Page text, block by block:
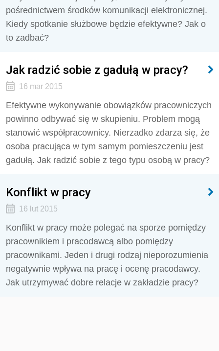
pośrednictwem środków komunikacji elektronicznej.
Kiedy spotkanie służbowe będzie efektywne? Jak o
to zadbać?
Jak radzić sobie z gadułą w pracy?
16 mar 2015
Efektywne wykonywanie obowiązków pracowniczych
powinno odbywać się w skupieniu. Problem mogą
stanowić współpracownicy. Nierzadko zdarza się, że
osoba pracująca w tym samym pomieszczeniu jest
gadułą. Jak radzić sobie z tego typu osobą w pracy?
Konflikt w pracy
16 lut 2015
Konflikt w pracy może polegać na sporze pomiędzy
pracownikiem i pracodawcą albo pomiędzy
pracownikami. Jeden i drugi rodzaj nieporozumienia
negatywnie wpływa na pracę i ocenę pracodawcy.
Jak utrzymywać dobre relacje w zakładzie pracy?